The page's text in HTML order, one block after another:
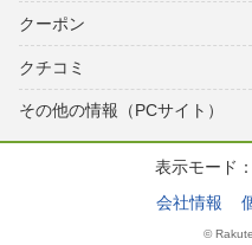
クーポン
クチコミ
その他の情報（PCサイト）
表示モード：
会社情報
©